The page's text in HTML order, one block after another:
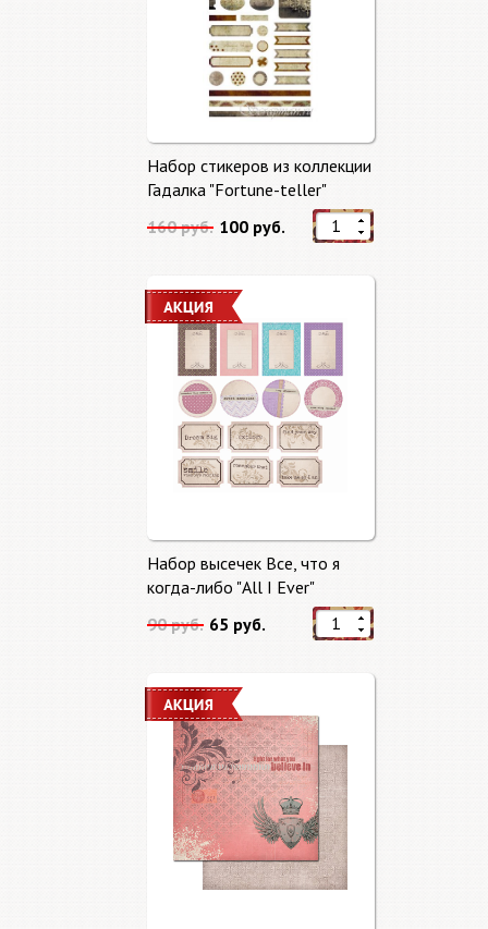
Набор стикеров из коллекции
Гадалка "Fortune-teller"
160 руб. 100 руб.
Набор высечек Все, что я
когда-либо "All I Ever"
90 руб. 65 руб.